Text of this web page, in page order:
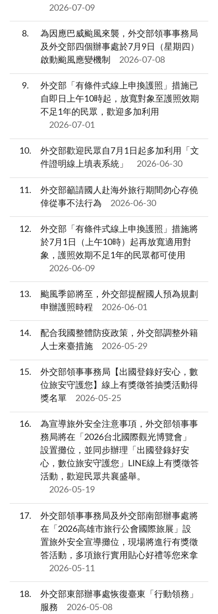
2026-07-09
8
為因應巴威颱風來襲，外交部領事事務局
及外交部四個辦事處於7月9日（星期四）
啟動颱風應變機制
2026-07-08
9
外交部「有條件式線上申換護照」措施已
自即日上午10時起，放寬對象至護照效期
不足1年的民眾，歡迎多加利用
2026-07-01
10
外交部歡迎民眾自7月1日起多加利用「文
件證明線上填表系統」
2026-06-30
11
外交部籲請國人赴海外旅行期間勿心存僥
倖從事不法行為
2026-06-30
12
外交部「有條件式線上申換護照」措施將
於7月1日（上午10時）起再放寬適用對
象，護照效期不足1年的民眾都可使用
2026-06-09
13
颱風季節將至，外交部提醒國人預為規劃
申辦護照時程
2026-06-01
14
配合我國整體防疫政策，外交部調整外籍
人士來臺措施
2026-05-29
15
外交部領事事務局【出國登錄好安心，數
位旅安守護您】線上有獎徵答抽獎活動得
獎名單
2026-05-25
16
為宣導旅外安全注意事項，外交部領事事
務局將在「2026台北國際觀光博覽會」
設置攤位，並同步辦理「出國登錄好安
心，數位旅安守護您」LINE線上有獎徵答
活動，歡迎民眾共襄盛舉。
2026-05-19
17
外交部領事事務局及外交部南部辦事處將
在「2026高雄市旅行公會國際旅展」設
置旅外安全宣導攤位，現場將進行有獎徵
答活動，多項旅行實用貼心好禮等您來拿
2026-05-11
18
外交部東部辦事處恢復臺東「行動領務」
服務
2026-05-08